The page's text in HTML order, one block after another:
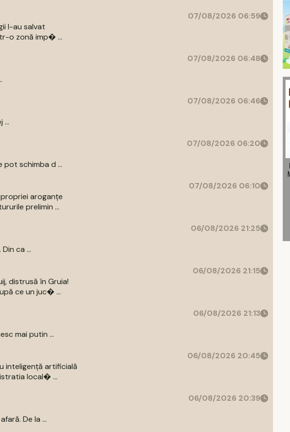
07/08/2026 06:59
l-au salvat
o zonă imp� ...
07/08/2026 06:48
07/08/2026 06:46
...
07/08/2026 06:20
schimba d ...
07/08/2026 06:10
aroganțe
prelimin ...
06/08/2026 21:25
ca ...
06/08/2026 21:15
distrusă în Gruia!
ce un juc� ...
06/08/2026 21:13
mai putin ...
06/08/2026 20:45
inteligență artificială
local� ...
06/08/2026 20:39
De la ...